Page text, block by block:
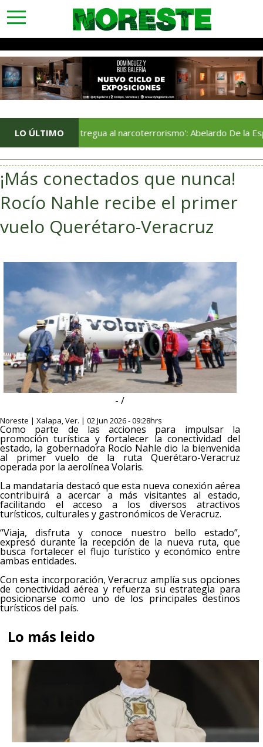
toggle
navigation
LO ÚLTIMO
​'Sin tregua al narcoterrorismo': Abelardo De la Espriella
¡Más conectados que nunca!
Rocío Nahle recibe el primer
vuelo Querétaro-Veracruz
- /
Noreste | Xalapa, Ver. | 02 Jun 2026 - 09:28hrs
Como parte de las acciones para impulsar la
promoción turística y fortalecer la conectividad del
estado, la gobernadora Rocío Nahle dio la bienvenida
al primer vuelo de la ruta Querétaro-Veracruz
operada por la aerolínea Volaris.
La mandataria destacó que esta nueva conexión aérea
contribuirá a acercar a más visitantes al estado,
facilitando el acceso a los diversos atractivos
turísticos, culturales y gastronómicos de Veracruz.
“Viaja, disfruta y conoce nuestro bello estado”,
expresó durante la recepción de la nueva ruta, que
busca fortalecer el flujo turístico y económico entre
ambas entidades.
Con esta incorporación, Veracruz amplía sus opciones
de conectividad aérea y refuerza su estrategia para
posicionarse como uno de los principales destinos
turísticos del país.
Lo más leido